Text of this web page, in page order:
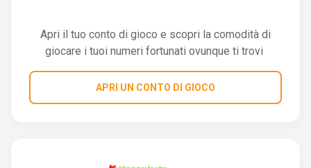
Apri il tuo conto di gioco e scopri la comodità di
giocare i tuoi numeri fortunati ovunque ti trovi
APRI UN CONTO DI GIOCO